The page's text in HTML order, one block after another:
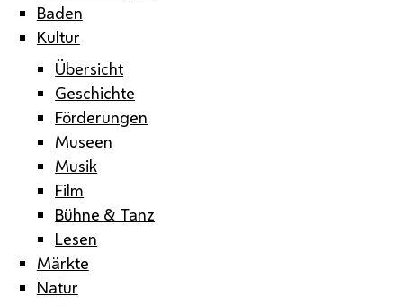
Baden
Kultur
Übersicht
Geschichte
Förderungen
Museen
Musik
Film
Bühne & Tanz
Lesen
Märkte
Natur